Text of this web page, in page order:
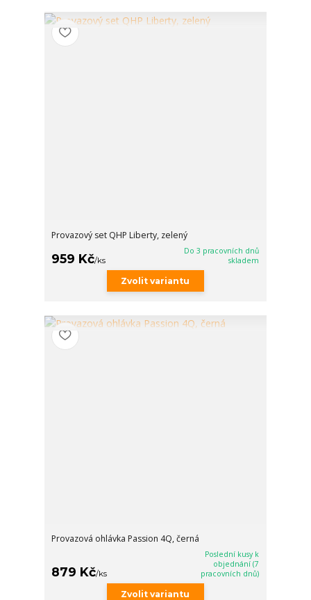
Provazový set QHP Liberty, zelený
959 Kč/ks
Do 3 pracovních dnů
skladem
Zvolit variantu
Provazová ohlávka Passion 4Q, černá
879 Kč/ks
Poslední kusy k
objednání (7
pracovních dnů)
Zvolit variantu